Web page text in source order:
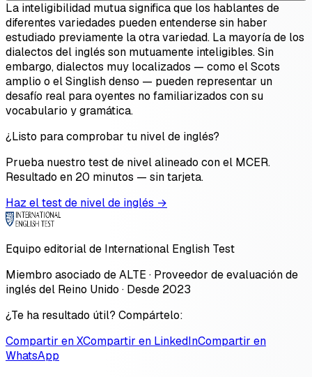
La inteligibilidad mutua significa que los hablantes de
diferentes variedades pueden entenderse sin haber
estudiado previamente la otra variedad. La mayoría de los
dialectos del inglés son mutuamente inteligibles. Sin
embargo, dialectos muy localizados — como el Scots
amplio o el Singlish denso — pueden representar un
desafío real para oyentes no familiarizados con su
vocabulario y gramática.
¿Listo para comprobar tu nivel de inglés?
Prueba nuestro test de nivel alineado con el MCER.
Resultado en 20 minutos — sin tarjeta.
Haz el test de nivel de inglés →
Equipo editorial de International English Test
Miembro asociado de ALTE · Proveedor de evaluación de
inglés del Reino Unido · Desde 2023
¿Te ha resultado útil? Compártelo:
Compartir en XCompartir en LinkedInCompartir en
WhatsApp